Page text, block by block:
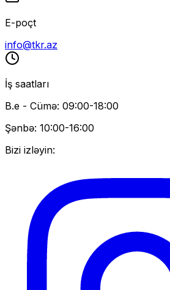
E-poçt
info@tkr.az
İş saatları
B.e - Cümə: 09:00-18:00
Şənbə: 10:00-16:00
Bizi izləyin: